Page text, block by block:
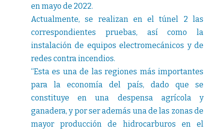
en mayo de 2022.
Actualmente, se realizan en el túnel 2 las
correspondientes pruebas, así como la
instalación de equipos electromecánicos y de
redes contra incendios.
“Esta es una de las regiones más importantes
para la economía del país, dado que se
constituye en una despensa agrícola y
ganadera, y por ser además una de las zonas de
mayor producción de hidrocarburos en el